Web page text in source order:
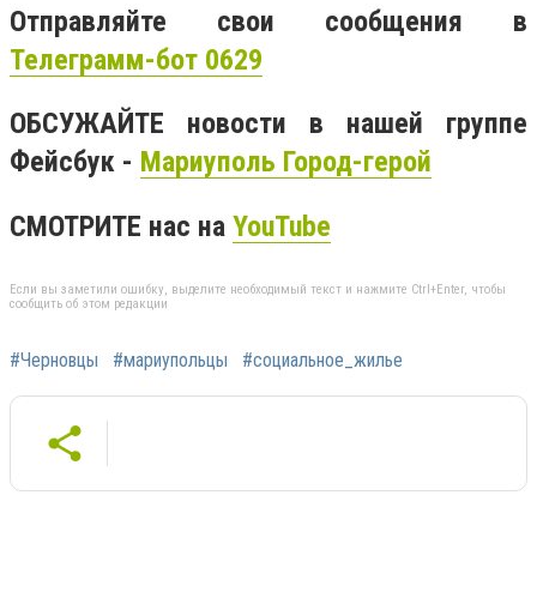
Отправляйте свои сообщения в
Телеграмм-бот 0629
ОБСУЖАЙТЕ новости в нашей группе
Фейсбук - Мариуполь Город-герой
СМОТРИТЕ нас на YouTube
Если вы заметили ошибку, выделите необходимый текст и нажмите Ctrl+Enter, чтобы
сообщить об этом редакции
#Черновцы #мариупольцы #социальное_жилье